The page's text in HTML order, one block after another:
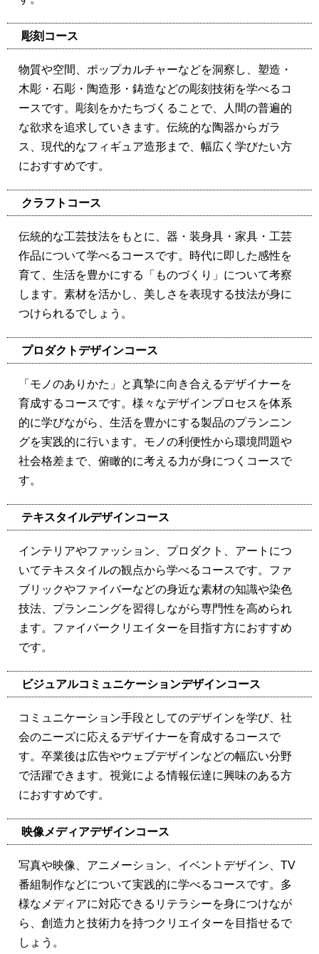
彫刻コース
物質や空間、ポップカルチャーなどを洞察し、塑造・
木彫・石彫・陶造形・鋳造などの彫刻技術を学べるコ
ースです。彫刻をかたちづくることで、人間の普遍的
な欲求を追求していきます。伝統的な陶器からガラ
ス、現代的なフィギュア造形まで、幅広く学びたい方
におすすめです。
クラフトコース
伝統的な工芸技法をもとに、器・装身具・家具・工芸
作品について学べるコースです。時代に即した感性を
育て、生活を豊かにする「ものづくり」について考察
します。素材を活かし、美しさを表現する技法が身に
つけられるでしょう。
プロダクトデザインコース
「モノのありかた」と真摯に向き合えるデザイナーを
育成するコースです。様々なデザインプロセスを体系
的に学びながら、生活を豊かにする製品のプランニン
グを実践的に行います。モノの利便性から環境問題や
社会格差まで、俯瞰的に考える力が身につくコースで
す。
テキスタイルデザインコース
インテリアやファッション、プロダクト、アートにつ
いてテキスタイルの観点から学べるコースです。ファ
ブリックやファイバーなどの身近な素材の知識や染色
技法、プランニングを習得しながら専門性を高められ
ます。ファイバークリエイターを目指す方におすすめ
です。
ビジュアルコミュニケーションデザインコース
コミュニケーション手段としてのデザインを学び、社
会のニーズに応えるデザイナーを育成するコースで
す。卒業後は広告やウェブデザインなどの幅広い分野
で活躍できます。視覚による情報伝達に興味のある方
におすすめです。
映像メディアデザインコース
写真や映像、アニメーション、イベントデザイン、TV
番組制作などについて実践的に学べるコースです。多
様なメディアに対応できるリテラシーを身につけなが
ら、創造力と技術力を持つクリエイターを目指せるで
しょう。